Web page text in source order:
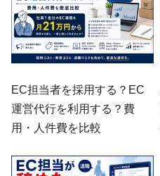
EC担当者を採用する？EC
運営代行を利用する？費
用・人件費を比較